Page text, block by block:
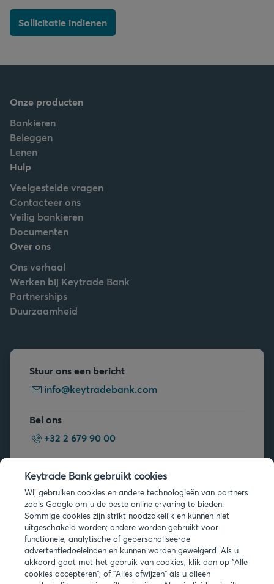
Sollicitatie indienen
Onze producten
Bankieren
Beleggen
Lenen
Hulp
Veelgestelde vragen
Contacteer ons
Veilig bankieren
Documenten
Over ons
Ons verhaal
Werken bij Keytrade Bank
Partnerships
Duurzaamheid
Stuur ons een bericht
info@keytradebank.com
Bel ons
+32 2 679 90 00
Veelgestelde vragen
Juridische info
Keytrade Bank gebruikt cookies
Wij gebruiken cookies en andere technologieën van partners
zoals Google om u de beste online ervaring te bieden.
Sommige cookies zijn strikt noodzakelijk en kunnen niet
uitgeschakeld worden; andere worden gebruikt voor
functionele, analytische of gepersonaliseerde
advertentiedoeleinden en kunnen worden geweigerd. Als u
akkoord gaat met het gebruik van cookies, klik dan op "Alle
cookies accepteren"; of "Alles afwijzen" als u alleen